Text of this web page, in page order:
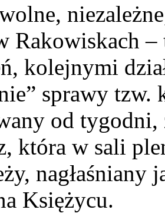
Rakowiskach
kolejnymi
sprawy tzw.
od
która w sali
nagłaśniany
Księżycu.